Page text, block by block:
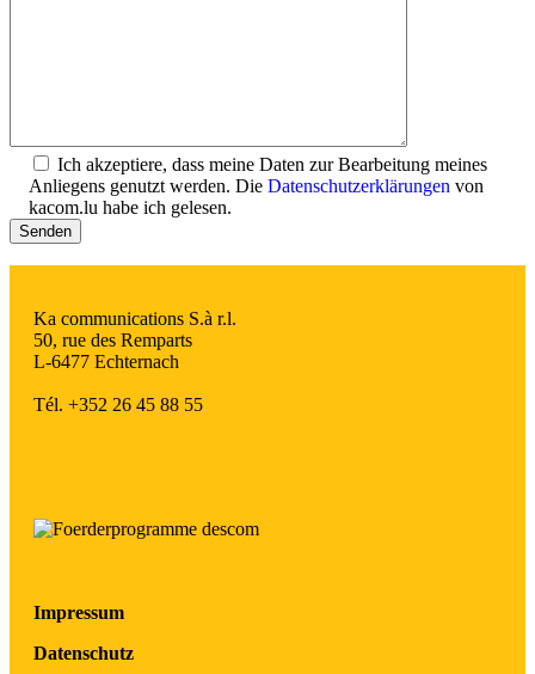
Ich akzeptiere, dass meine Daten zur Bearbeitung meines
Anliegens genutzt werden. Die Datenschutzerklärungen von
kacom.lu habe ich gelesen.
Ka communications S.à r.l.
50, rue des Remparts
L-6477 Echternach
Tél. +352 26 45 88 55
Impressum
Datenschutz